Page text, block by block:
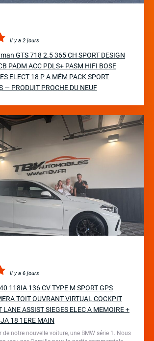
Il y a 2 jours
GTS 718 2.5 365 CH SPORT DESIGN
PADM ACC PDLS+ PASM HIFI BOSE
ELECT 18 P A MÉM PACK SPORT
— PRODUIT PROCHE DU NEUF
Il y a 6 jours
118IA 136 CV TYPE M SPORT GPS
TOIT OUVRANT VIRTUAL COCKPIT
LANE ASSIST SIEGES ELEC A MEMOIRE +
18 1ERE MAIN
de notre nouvelle voiture, une BMW série 1. Nous